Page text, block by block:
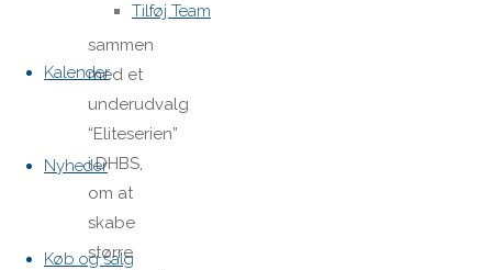
Tilføj Team
Kalender
Nyheder
Køb og salg
intenst
sammen
med et
underudvalg
“Eliteserien”
i DHBS,
om at
skabe
større